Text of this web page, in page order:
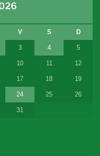
V S D
3 4 5
10 11 12
17 18 19
24 25 26
31